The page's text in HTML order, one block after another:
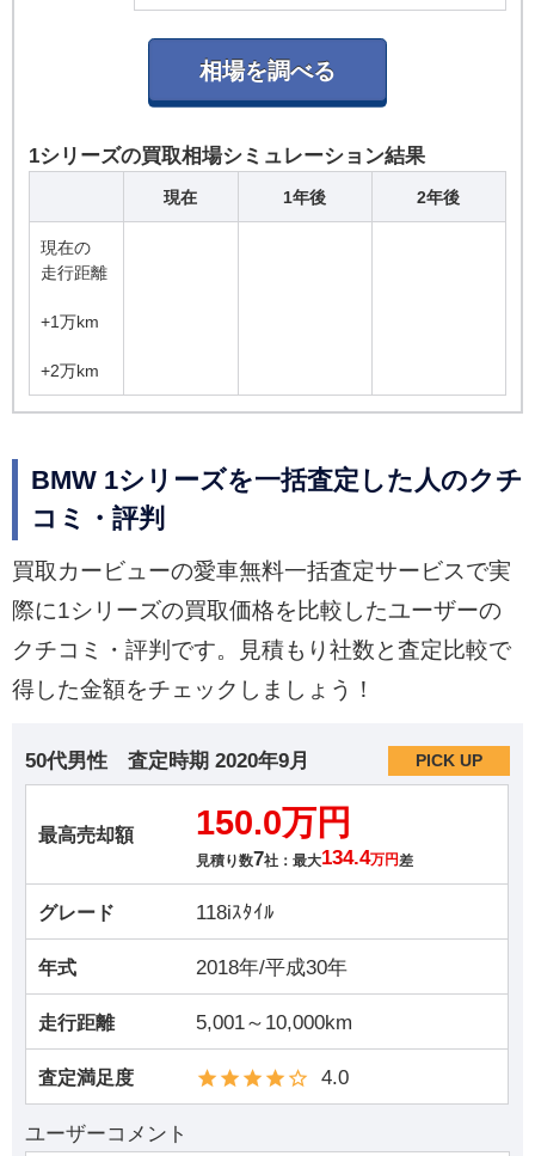
1シリーズの買取相場シミュレーション結果
現在 1年後 2年後
現在の
走行距離
+1万km
+2万km
BMW 1シリーズを一括査定した人のクチ
コミ・評判
買取カービューの愛車無料一括査定サービスで実
際に1シリーズの買取価格を比較したユーザーの
クチコミ・評判です。見積もり社数と査定比較で
得した金額をチェックしましょう！
50代男性 査定時期 2020年9月 PICK UP
最高売却額 150.0万円
見積り数7社：最大134.4万円 差
グレード 118iｽﾀｲﾙ
年式 2018年/平成30年
走行距離 5,001～10,000km
査定満足度 4.0
ユーザーコメント